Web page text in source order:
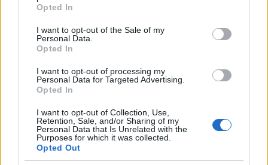
use your data for below specified purposes in below Google
consent section.
Opted In
I want to opt-out of the Sale of my
Personal Data.
Opted In
I want to opt-out of processing my
Personal Data for Targeted Advertising.
Opted In
I want to opt-out of Collection, Use,
Retention, Sale, and/or Sharing of my
Personal Data that Is Unrelated with the
Purposes for which it was collected.
Opted Out
TI ΔΙΑΒΑΖΕΤΑΙ
Ρίχνουν παγάκια στη λεκάνη και τραβούν το
καζανάκι: Το κόλπο που λίγοι γνωρίζουν
είναι οι 20 νέοι σταθμοί
Κύπρος: Είχε πρόβλημα στην πισίνα του -
Βρήκε μια τεράστια οχιά εγκατεστημένη στο